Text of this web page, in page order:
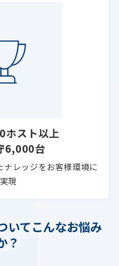
ホスト以上
6,000台
レッジをお客様環境に
現
いてこんなお悩み
？